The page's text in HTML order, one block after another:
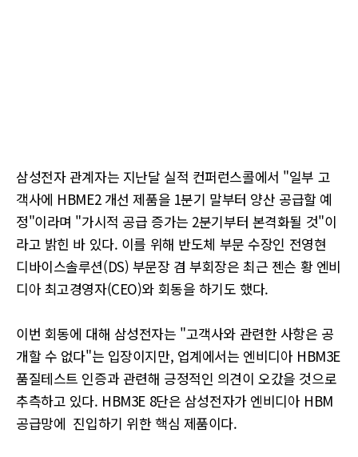
삼성전자 관계자는 지난달 실적 컨퍼런스콜에서 "일부 고
객사에 HBME2 개선 제품을 1분기 말부터 양산 공급할 예
정"이라며 "가시적 공급 증가는 2분기부터 본격화될 것"이
라고 밝힌 바 있다. 이를 위해 반도체 부문 수장인 전영현
디바이스솔루션(DS) 부문장 겸 부회장은 최근 젠슨 황 엔비
디아 최고경영자(CEO)와 회동을 하기도 했다.
이번 회동에 대해 삼성전자는 "고객사와 관련한 사항은 공
개할 수 없다"는 입장이지만, 업계에서는 엔비디아 HBM3E
품질테스트 인증과 관련해 긍정적인 의견이 오갔을 것으로
추측하고 있다. HBM3E 8단은 삼성전자가 엔비디아 HBM
공급망에 진입하기 위한 핵심 제품이다.